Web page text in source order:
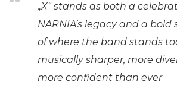
„X“ stands as both a
NARNIA’s legacy and a
of where the band stands
musically sharper, more
more confident than ever